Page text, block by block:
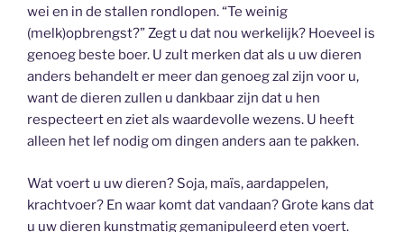
wei en in de stallen rondlopen. “Te weinig
(melk)opbrengst?” Zegt u dat nou werkelijk? Hoeveel is
genoeg beste boer. U zult merken dat als u uw dieren
anders behandelt er meer dan genoeg zal zijn voor u,
want de dieren zullen u dankbaar zijn dat u hen
respecteert en ziet als waardevolle wezens. U heeft
alleen het lef nodig om dingen anders aan te pakken.
Wat voert u uw dieren? Soja, maïs, aardappelen,
krachtvoer? En waar komt dat vandaan? Grote kans dat
u uw dieren kunstmatig gemanipuleerd eten voert.